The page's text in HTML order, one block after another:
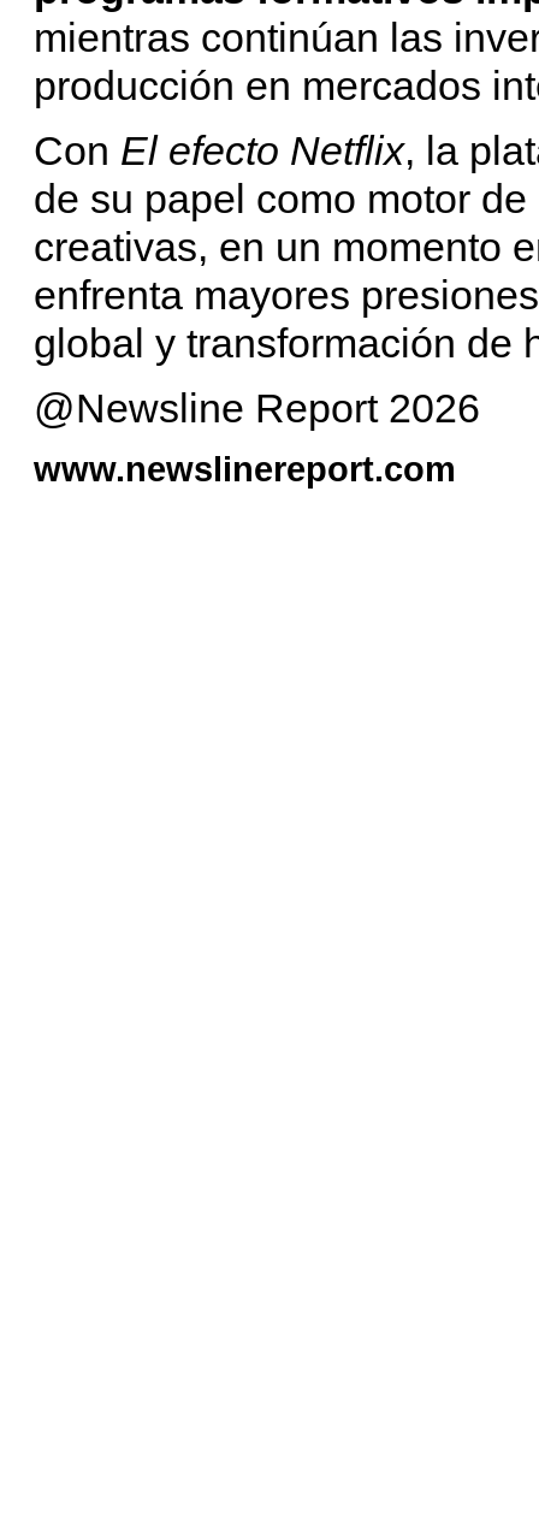
mientras continúan las
producción en mercados
Con El efecto Netflix, la
de su papel como motor
creativas, en un momento
enfrenta mayores
global y transformación de
@Newsline Report 2026
www.newslinereport.com